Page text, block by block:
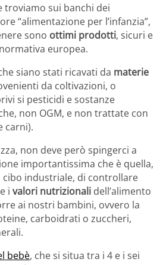
troviamo sui banchi dei
“alimentazione per l’infanzia”,
sono ottimi prodotti, sicuri e
europea.
siano stati ricavati da materie
da coltivazioni, o
si pesticidi e sostanze
non OGM, e non trattate con
carni).
non deve però spingerci a
importantissima che è quella,
industriale, di controllare
i valori nutrizionali dell’alimento
ai nostri bambini, ovvero la
carboidrati o zuccheri,
bebè, che si situa tra i 4 e i sei